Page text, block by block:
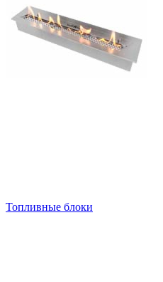
Топливные блоки